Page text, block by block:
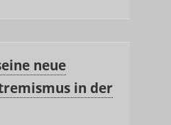
neue
in der